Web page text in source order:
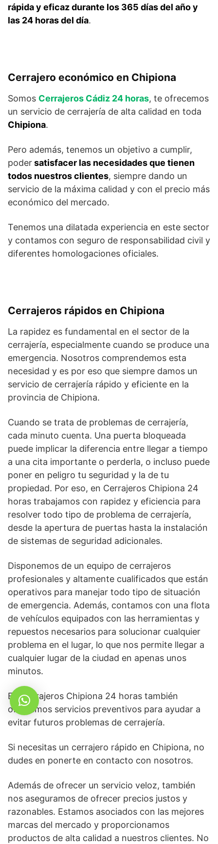
rápida y eficaz durante los 365 días del año y
las 24 horas del día.
Cerrajero económico en Chipiona
Somos Cerrajeros Cádiz 24 horas, te ofrecemos
un servicio de cerrajería de alta calidad en toda
Chipiona.
Pero además, tenemos un objetivo a cumplir,
podersatisfacer las necesidades que tienen
todos nuestros clientes, siempre dando un
servicio de la máxima calidad y con el precio más
económico del mercado.
Tenemos una dilatada experiencia en este sector
y contamos con seguro de responsabilidad civil y
diferentes homologaciones oficiales.
Cerrajeros rápidos en Chipiona
La rapidez es fundamental en el sector de la
cerrajería, especialmente cuando se produce una
emergencia. Nosotros comprendemos esta
necesidad y es por eso que siempre damos un
servicio de cerrajería rápido y eficiente en la
provincia de Chipiona.
Cuando se trata de problemas de cerrajería,
cada minuto cuenta. Una puerta bloqueada
puede implicar la diferencia entre llegar a tiempo
a una cita importante o perderla, o incluso puede
poner en peligro tu seguridad y la de tu
propiedad. Por eso, en Cerrajeros Chipiona 24
horas trabajamos con rapidez y eficiencia para
resolver todo tipo de problema de cerrajería,
desde la apertura de puertas hasta la instalación
de sistemas de seguridad adicionales.
Disponemos de un equipo de cerrajeros
profesionales y altamente cualificados que están
operativos para manejar todo tipo de situación
de emergencia. Además, contamos con una flota
de vehículos equipados con las herramientas y
repuestos necesarios para solucionar cualquier
problema en el lugar, lo que nos permite llegar a
cualquier lugar de la ciudad en apenas unos
minutos.
En Cerrajeros Chipiona 24 horas también
ofrecemos servicios preventivos para ayudar a
evitar futuros problemas de cerrajería.
Si necesitas un cerrajero rápido en Chipiona, no
dudes en ponerte en contacto con nosotros.
Además de ofrecer un servicio veloz, también
nos aseguramos de ofrecer precios justos y
razonables. Estamos asociados con las mejores
marcas del mercado y proporcionamos
productos de alta calidad a nuestros clientes. No